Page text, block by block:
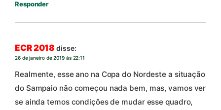
Responder
ECR 2018 disse:
26 de janeiro de 2019 às 22:11
Realmente, esse ano na Copa do Nordeste a situação
do Sampaio não começou nada bem, mas, vamos ver
se ainda temos condições de mudar esse quadro,